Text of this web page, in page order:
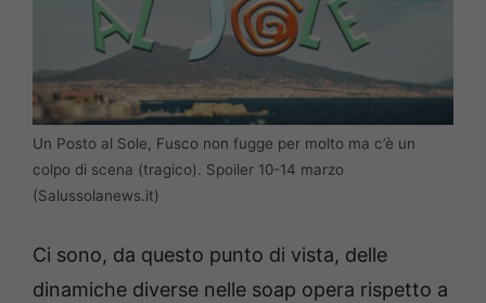
Un Posto al Sole, Fusco non fugge per molto ma c’è un
colpo di scena (tragico). Spoiler 10-14 marzo
(Salussolanews.it)
Ci sono, da questo punto di vista, delle
dinamiche diverse nelle soap opera rispetto a